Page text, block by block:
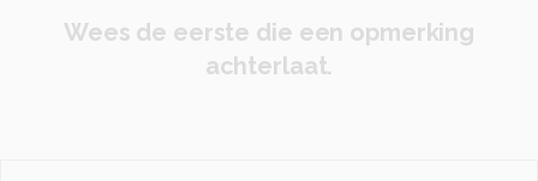
Wees de eerste die een opmerking
achterlaat.